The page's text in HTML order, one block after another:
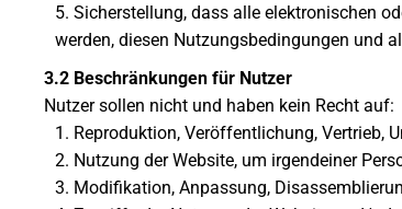
Sicherstellung, dass alle elektronischen
werden, diesen Nutzungsbedingungen und
3.2 Beschränkungen für Nutzer
Nutzer sollen nicht und haben kein Recht auf:
Reproduktion, Veröffentlichung, Vertrieb,
Nutzung der Website, um irgendeiner
Modifikation, Anpassung,